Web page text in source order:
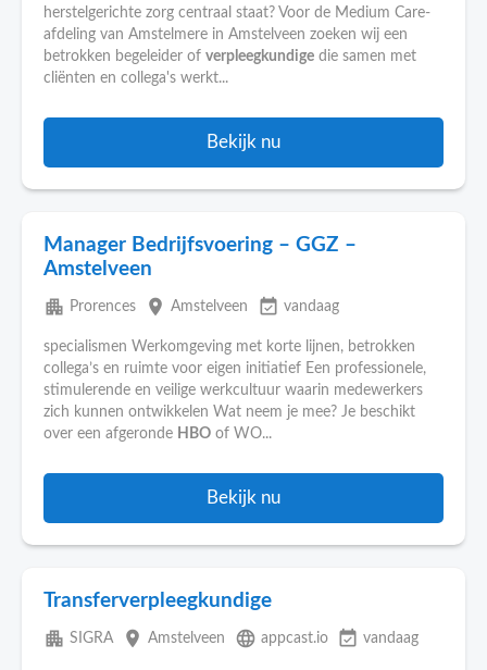
herstelgerichte zorg centraal staat? Voor de Medium Care-
afdeling van Amstelmere in Amstelveen zoeken wij een
betrokken begeleider of verpleegkundige die samen met
cliënten en collega's werkt...
Bekijk nu
Manager Bedrijfsvoering – GGZ –
Amstelveen
apartment Prorences place Amstelveen event_available vandaag
specialismen Werkomgeving met korte lijnen, betrokken
collega’s en ruimte voor eigen initiatief Een professionele,
stimulerende en veilige werkcultuur waarin medewerkers
zich kunnen ontwikkelen Wat neem je mee? Je beschikt
over een afgeronde HBO of WO...
Bekijk nu
Transferverpleegkundige
apartment SIGRA place Amstelveen language appcast.io event_available vandaag